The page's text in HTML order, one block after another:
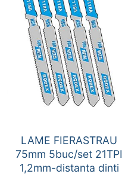
LAME FIERASTRAU
75mm 5buc/set 21TPI
1,2mm-distanta dinti